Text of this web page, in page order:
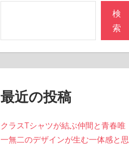
検
索
最近の投稿
クラスTシャツが結ぶ仲間と青春唯
一無二のデザインが生む一体感と思